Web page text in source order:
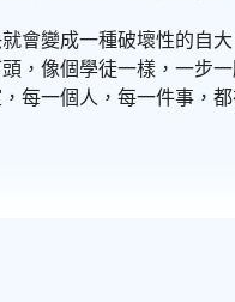
會變成一種破壞性的自
，像個學徒一樣，一步
每一個人，每一件事，